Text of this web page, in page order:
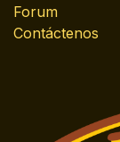
Forum
Contáctenos